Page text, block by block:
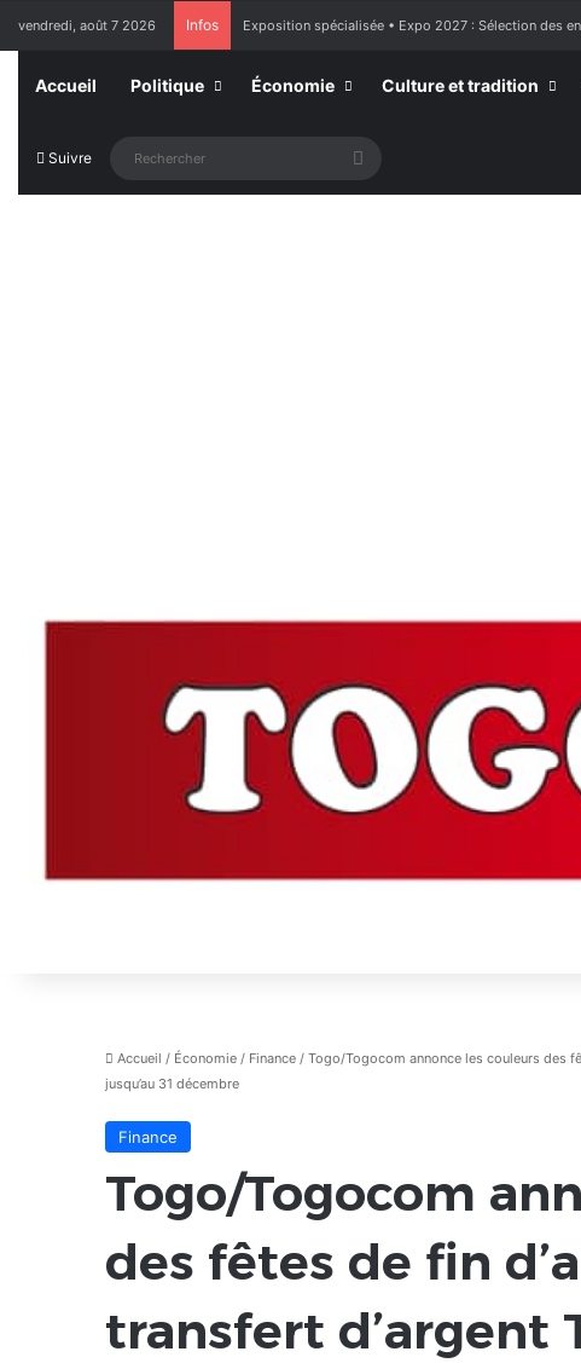
vendredi, août 7 2026 Infos France : l’Assemblée nationale approuve « l’aide à
Accueil Politique Économie Culture et tradition
Suivre Rechercher
Accueil / Économie / Finance / Togo/Togocom annonce les couleurs des
jusqu’au 31 décembre
Finance
Togo/Togocom
des fêtes de fin
transfert d’argent